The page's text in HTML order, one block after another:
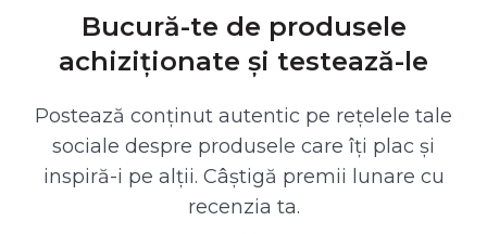
Bucură-te de produsele
achiziționate și testează-le
Postează conținut autentic pe rețelele tale
sociale despre produsele care îți plac și
inspiră-i pe alții. Câștigă premii lunare cu
recenzia ta.